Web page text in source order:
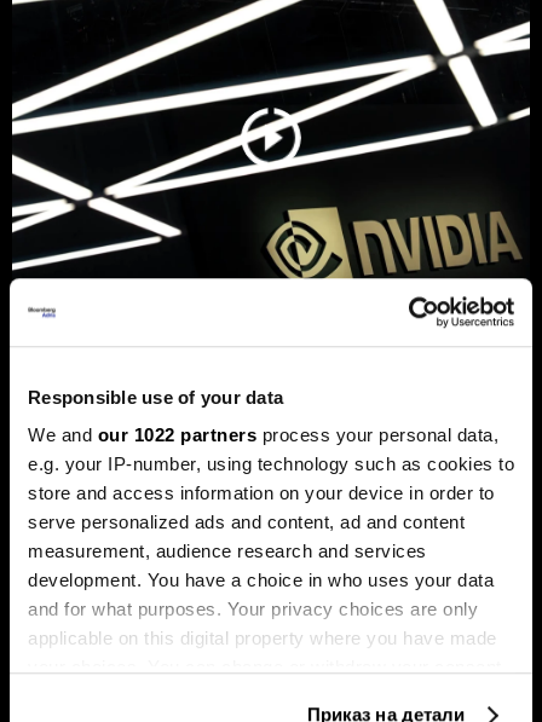
Responsible use of your data
We and our 1022 partners process your personal data,
e.g. your IP-number, using technology such as cookies to
store and access information on your device in order to
serve personalized ads and content, ad and content
measurement, audience research and services
development. You have a choice in who uses your data
and for what purposes. Your privacy choices are only
applicable on this digital property where you have made
Приказ на детали
од Mакедонецот Вања
Јосифовски и Словенецот Јуре
Лесковец
„Кумо АИ“ развива модели наменети за
предвидување деловни настани.